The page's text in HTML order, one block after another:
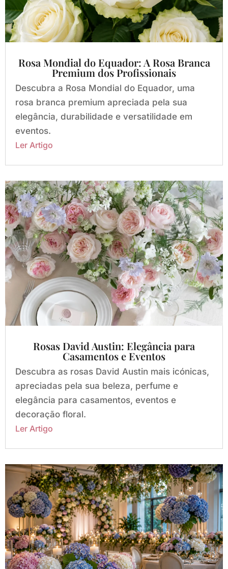
Rosa Mondial do Equador: A Rosa Branca
Premium dos Profissionais
Descubra a Rosa Mondial do Equador, uma
rosa branca premium apreciada pela sua
elegância, durabilidade e versatilidade em
eventos.
Rosas David Austin: Elegância para
Casamentos e Eventos
Descubra as rosas David Austin mais icónicas,
apreciadas pela sua beleza, perfume e
elegância para casamentos, eventos e
decoração floral.